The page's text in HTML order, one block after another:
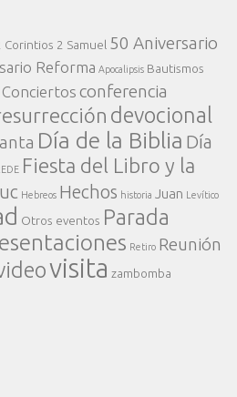
Corintios 2 Samuel 50 Aniversario
Reforma Apocalipsis Bautismos
Conciertos conferencia
devocional
Día de la Biblia Día
Fiesta del Libro y la
Hebreos Hechos historia Juan Levítico
Otros eventos Parada
Retiro Reunión
visita zambomba